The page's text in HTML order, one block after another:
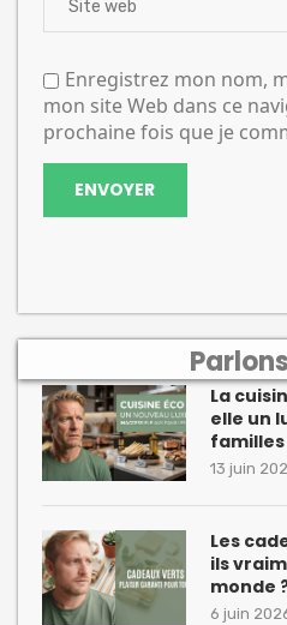
Enregistrez mon nom,
mon site Web dans ce
prochaine fois que je
La
elle un
familles
13 juin
Les
ils
monde
6 juin